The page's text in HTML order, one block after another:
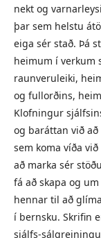
nekt og
þar sem helstu
eiga sér stað. Þá
heimum í verkum
raunveruleiki,
og fullorðins,
Klofningur
og baráttan við
sem koma víða
að marka sér
fá að skapa og
hennar til að
í bernsku. Skrifin
sjálfs-